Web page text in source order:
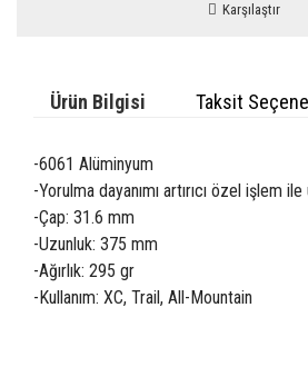
Karşılaştır
Ürün Bilgisi Taksit
-6061 Alüminyum
-Yorulma dayanımı artırıcı özel işlem
-Çap: 31.6 mm
-Uzunluk: 375 mm
-Ağırlık: 295 gr
-Kullanım: XC, Trail, All-Mountain